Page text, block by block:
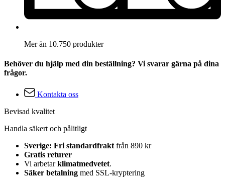
Mer än 10.750 produkter
Behöver du hjälp med din beställning? Vi svarar gärna på dina
frågor.
Kontakta oss
Bevisad kvalitet
Handla säkert och pålitligt
Sverige: Fri standardfrakt från 890 kr
Gratis returer
Vi arbetarklimatmedvetet.
Säker betalning med SSL-kryptering